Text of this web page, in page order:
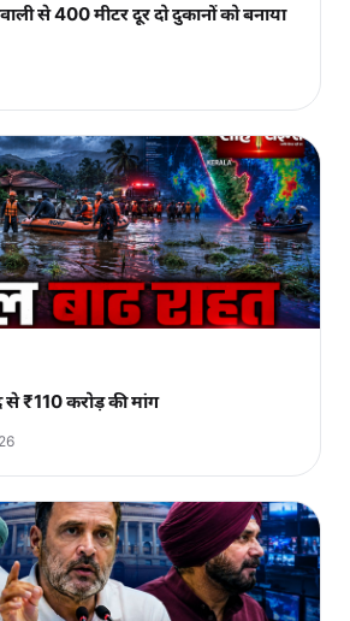
से 400 मीटर दूर दो दुकानों को बनाया
से ₹110 करोड़ की मांग